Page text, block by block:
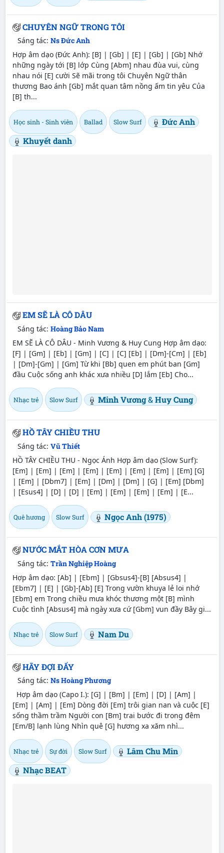
CHUYÊN NGỮ TRONG TÔI
Sáng tác: Ns Đức Anh
Hợp âm dạo (Đức Anh): [B] | [Gb] | [E] | [Gb] | [Gb] Nhớ
những ngày tới [B] lớp Cùng [Abm] nhau đùa vui, cùng
nhau nói [E] cười Sẽ mãi trong tôi Chuyên Ngữ thân
thương Bao ánh [Gb] mắt quan tâm nồng ấm tin yêu Của
[B] th...
Học sinh - Sinh viên Ballad Slow Surf
Đức Anh
Khuyết danh
EM SẼ LÀ CÔ DÂU
Sáng tác: Hoàng Bảo Nam
EM SẼ LÀ CÔ DÂU - Minh Vương & Huy Cung Hợp âm dạo:
[F] | [Gm] | [Eb] | [Gm] | [C] | [C] [Eb] | [Dm]-[Cm] | [Eb]
| [Dm]-[Gm] | [Gm] Từ khi [Bb] quen em phút ban [Gm]
đầu Cuộc sống anh khác xưa nhiều [D] lắm [Eb] Cho...
Nhạc trẻ Slow Surf Minh Vương&Huy Cung
HỒ TÂY CHIỀU THU
Sáng tác: Vũ Thiết
HỒ TÂY CHIỀU THU - Ngọc Ánh Hợp âm dạo (Slow Surf):
[Em] | [Em] | [Em] | [Em] | [Em] | [Em] | [Em] | [Em] [G]
| [Em] | [Dbm7] | [Em] | [Dm] | [Dm] | [G] | [Em] [Dbm]
| [Esus4] | [D] | [D] | [Em] | [Em] | [Em] | [Em] | [E...
Quê hương Slow Surf Ngọc Anh (1975)
NƯỚC MẮT HÒA CƠN MƯA
Sáng tác: Trần Nghiệp Hoàng
Hợp âm dạo: [Ab] | [Ebm] | [Gbsus4]-[B] [Absus4] |
[Ebm7] | [E] | [Gb]-[Ab] [E] Trong vườn khuya lẻ loi nhớ
[Ebm] em Trong chiều mưa khóc thương một [B] mình
Cuộc tình [Absus4] mà ngày xưa cứ [Gbm] vun đầy Bây gi...
Nhạc trẻ Slow Surf Nam Du
HÃY ĐỢI ĐẤY
Sáng tác: Ns Hoàng Phương
Hợp âm dạo (Capo I.): [G] | [Bm] | [Em] | [D] | [Am] |
[Em] | [Am] | [Em] Dòng đời [Em] trôi gian nan và cuộc [E]
sống thầm trầm Người con [Bm] trai bước đi trong đêm
[Em/B] lạnh lùng Nhìn quê [G] hương xa xăm nhì...
Nhạc trẻ Sự đời Slow Surf
Lâm Chu Min
Nhạc BEAT